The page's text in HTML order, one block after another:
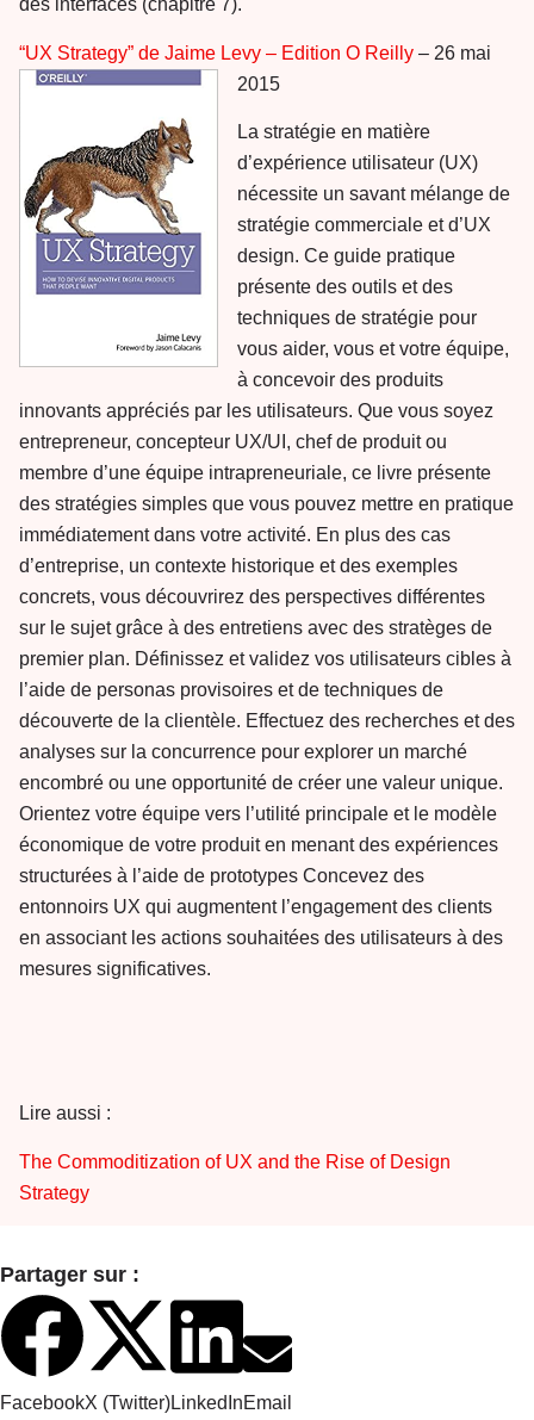
des interfaces (chapitre 7).
“UX Strategy” de Jaime Levy – Edition O Reilly – 26 mai
2015
La stratégie en matière
d’expérience utilisateur (UX)
nécessite un savant mélange de
stratégie commerciale et d’UX
design. Ce guide pratique
présente des outils et des
techniques de stratégie pour
vous aider, vous et votre équipe,
à concevoir des produits
innovants appréciés par les utilisateurs. Que vous soyez
entrepreneur, concepteur UX/UI, chef de produit ou
membre d’une équipe intrapreneuriale, ce livre présente
des stratégies simples que vous pouvez mettre en pratique
immédiatement dans votre activité. En plus des cas
d’entreprise, un contexte historique et des exemples
concrets, vous découvrirez des perspectives différentes
sur le sujet grâce à des entretiens avec des stratèges de
premier plan. Définissez et validez vos utilisateurs cibles à
l’aide de personas provisoires et de techniques de
découverte de la clientèle. Effectuez des recherches et des
analyses sur la concurrence pour explorer un marché
encombré ou une opportunité de créer une valeur unique.
Orientez votre équipe vers l’utilité principale et le modèle
économique de votre produit en menant des expériences
structurées à l’aide de prototypes Concevez des
entonnoirs UX qui augmentent l’engagement des clients
en associant les actions souhaitées des utilisateurs à des
mesures significatives.
Lire aussi :
The Commoditization of UX and the Rise of Design
Strategy
Partager sur :
FacebookX (Twitter)LinkedInEmail